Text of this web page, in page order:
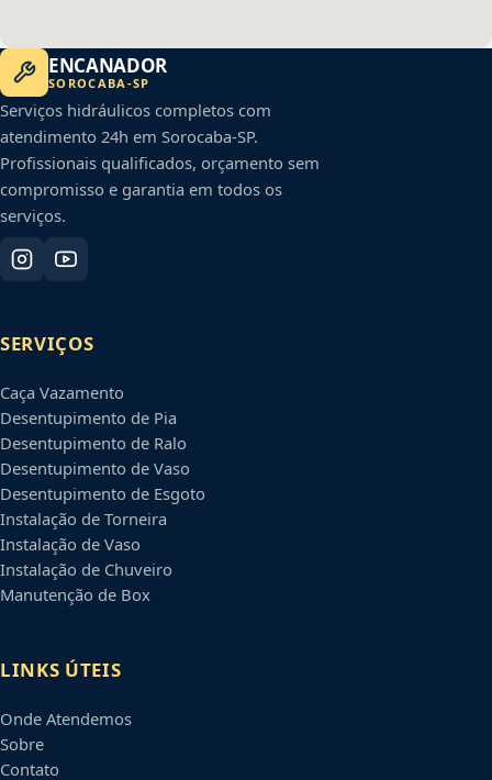
ENCANADOR
SOROCABA -SP
Serviços hidráulicos completos com
atendimento 24h em Sorocaba-SP.
Profissionais qualificados, orçamento sem
compromisso e garantia em todos os
serviços.
SERVIÇOS
Caça Vazamento
Desentupimento de Pia
Desentupimento de Ralo
Desentupimento de Vaso
Desentupimento de Esgoto
Instalação de Torneira
Instalação de Vaso
Instalação de Chuveiro
Manutenção de Box
LINKS ÚTEIS
Onde Atendemos
Sobre
Contato